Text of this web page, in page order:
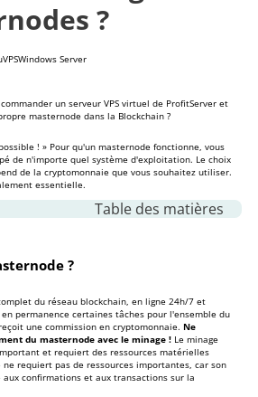
?
VPSWindows Server
commander un serveur VPS virtuel de ProfitServer et
masternode dans la Blockchain ?
! » Pour qu'un masternode fonctionne, vous
de n'importe quel système d'exploitation. Le choix
de la cryptomonnaie que vous souhaitez utiliser.
essentielle.
Table des matières
VPS ai-je besoin pour
?
du réseau blockchain, en ligne 24h/7 et
permanence certaines tâches pour l'ensemble du
une commission en cryptomonnaie. Ne
du masternode avec le minage ! Le minage
et requiert des ressources matérielles
requiert pas de ressources importantes, car son
confirmations et aux transactions sur la